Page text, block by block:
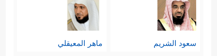
سعود الشريم ماهر المعيقلي